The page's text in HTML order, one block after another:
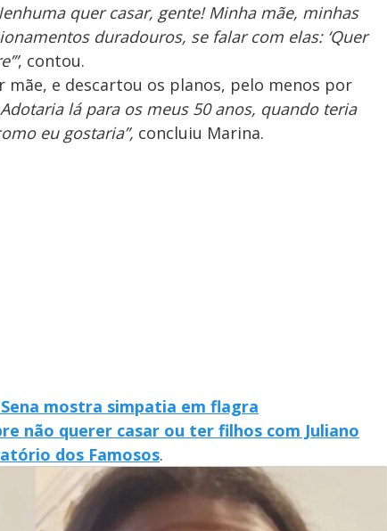
quer casar, gente! Minha mãe, minhas
duradouros, se falar com elas: ‘Quer
, contou.
e descartou os planos, pelo menos por
lá para os meus 50 anos, quando teria
eu gostaria”, concluiu Marina.
mostra simpatia em flagra
não querer casar ou ter filhos com Juliano
dos Famosos.